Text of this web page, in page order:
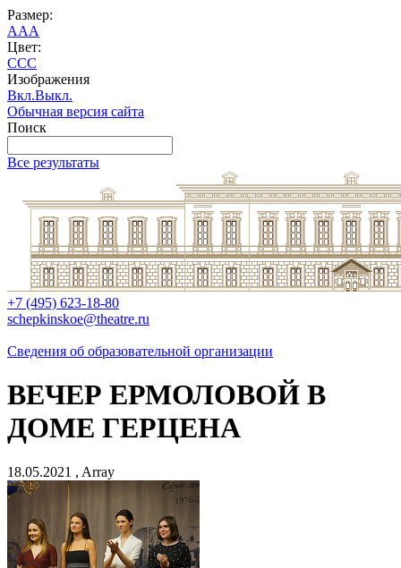
Размер:
AAA
Цвет:
CCC
Изображения
Вкл.Выкл.
Обычная версия сайта
Поиск
Все результаты
+7 (495) 623-18-80
schepkinskoe@theatre.ru
Сведения об образовательной организации
ВЕЧЕР ЕРМОЛОВОЙ В
ДОМЕ ГЕРЦЕНА
18.05.2021 , Array